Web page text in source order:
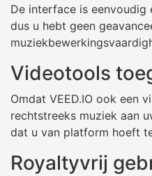
De interface is eenvoudig
dus u hebt geen
Videotools
Omdat VEED.IO ook een
rechtstreeks muziek aan
dat u van platform hoeft
Royaltyvrij